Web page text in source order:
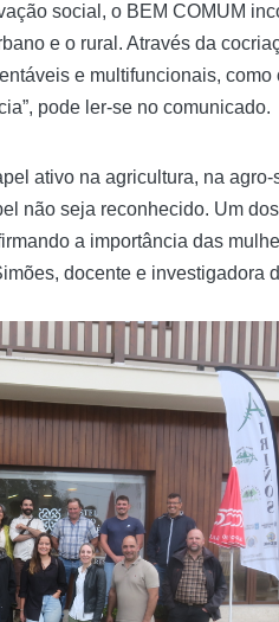
social, o BEM COMUM
e o rural. Através da
e multifuncionais,
pode ler-se no comunicado.
ativo na agricultura, na
não seja reconhecido. Um
a importância das
docente e investigadora